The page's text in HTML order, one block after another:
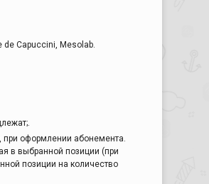
de Capuccini, Mesolab.
при оформлении абонемента.
в выбранной позиции (при
позиции на количество